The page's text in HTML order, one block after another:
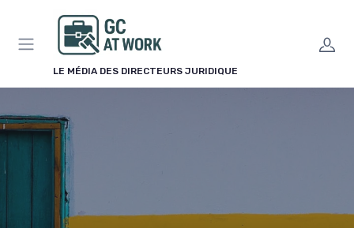
LE MÉDIA DES DIRECTEURS JURIDIQUE